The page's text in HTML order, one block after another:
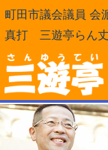
町田市議会議員 会
真打 三遊亭らん丈